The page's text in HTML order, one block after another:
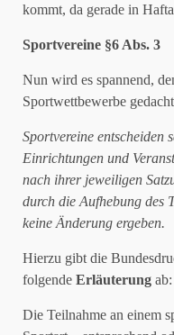
kommt, da gerade in
Sportvereine §6 Abs. 3
Nun wird es spannend,
Sportwettbewerbe
Sportvereine entscheiden
Einrichtungen und
nach ihrer jeweiligen
durch die Aufhebung des
keine Änderung ergeben.
Hierzu gibt die
folgende Erläuterung ab:
Die Teilnahme an einem